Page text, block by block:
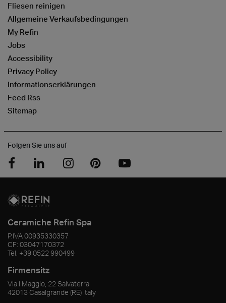
Fliesen reinigen
Allgemeine Verkaufsbedingungen
My Refin
Jobs
Accessibility
Privacy Policy
Informationserklärungen
Feed Rss
Sitemap
Folgen Sie uns auf
Ceramiche Refin Spa
P.IVA00935330357
CF: 03047170372
Tel. +39 0522 990499
Firmensitz
Via I Maggio, 22 Salvaterra
42013 Casalgrande (RE) Italy